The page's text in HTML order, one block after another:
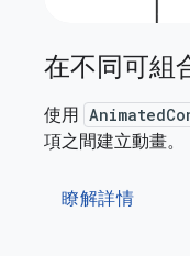
在不同可組
使用
項之間建立動畫。
瞭解詳情